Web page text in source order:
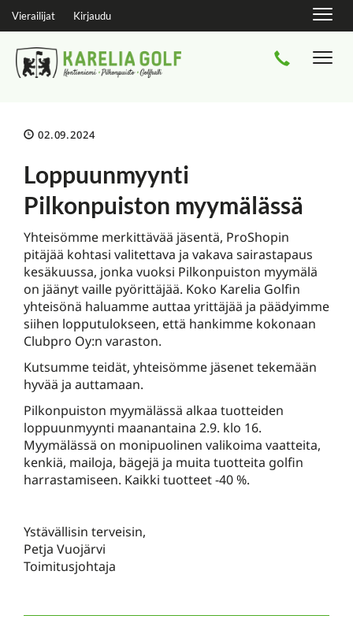
Vierailijat Kirjaudu
02.09.2024
Loppuunmyynti
Pilkonpuiston myymälässä
Yhteisömme merkittävää jäsentä, ProShopin
pitäjää kohtasi valitettava ja vakava sairastapaus
kesäkuussa, jonka vuoksi Pilkonpuiston myymälä
on jäänyt vaille pyörittäjää. Koko Karelia Golfin
yhteisönä haluamme auttaa yrittäjää ja päädyimme
siihen lopputulokseen, että hankimme kokonaan
Clubpro Oy:n varaston.
Kutsumme teidät, yhteisömme jäsenet tekemään
hyvää ja auttamaan.
Pilkonpuiston myymälässä alkaa tuotteiden
loppuunmyynti maanantaina 2.9. klo 16.
Myymälässä on monipuolinen valikoima vaatteita,
kenkiä, mailoja, bägejä ja muita tuotteita golfin
harrastamiseen. Kaikki tuotteet -40 %.
Ystävällisin terveisin,
Petja Vuojärvi
Toimitusjohtaja